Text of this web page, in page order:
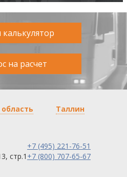
на расчет
Таллин
стр.1
+7 (495) 221-76-51
+7 (800) 707-65-67